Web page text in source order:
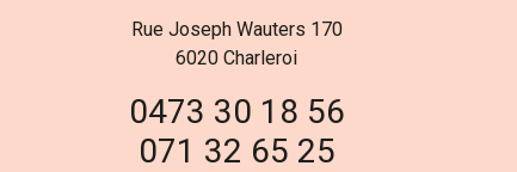
Rue Joseph Wauters 170
6020 Charleroi
0473 30 18 56
071 32 65 25